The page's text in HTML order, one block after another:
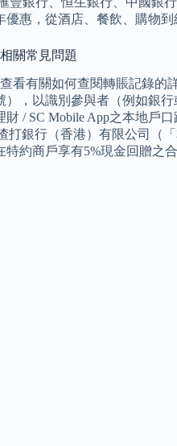
優惠，從酒店、餐飲、購物
關常見問題
看有關如何查閱轉賬記錄
），以識別參與者（例如銀
財 / SC Mobile App之本地戶
打銀行（香港）有限公司（
約商戶享有5%現金回贈之